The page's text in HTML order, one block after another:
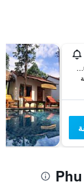
91/3, Group 10, Quarter 7, Tran Hung Dao, Phu Quoc, فيتنام